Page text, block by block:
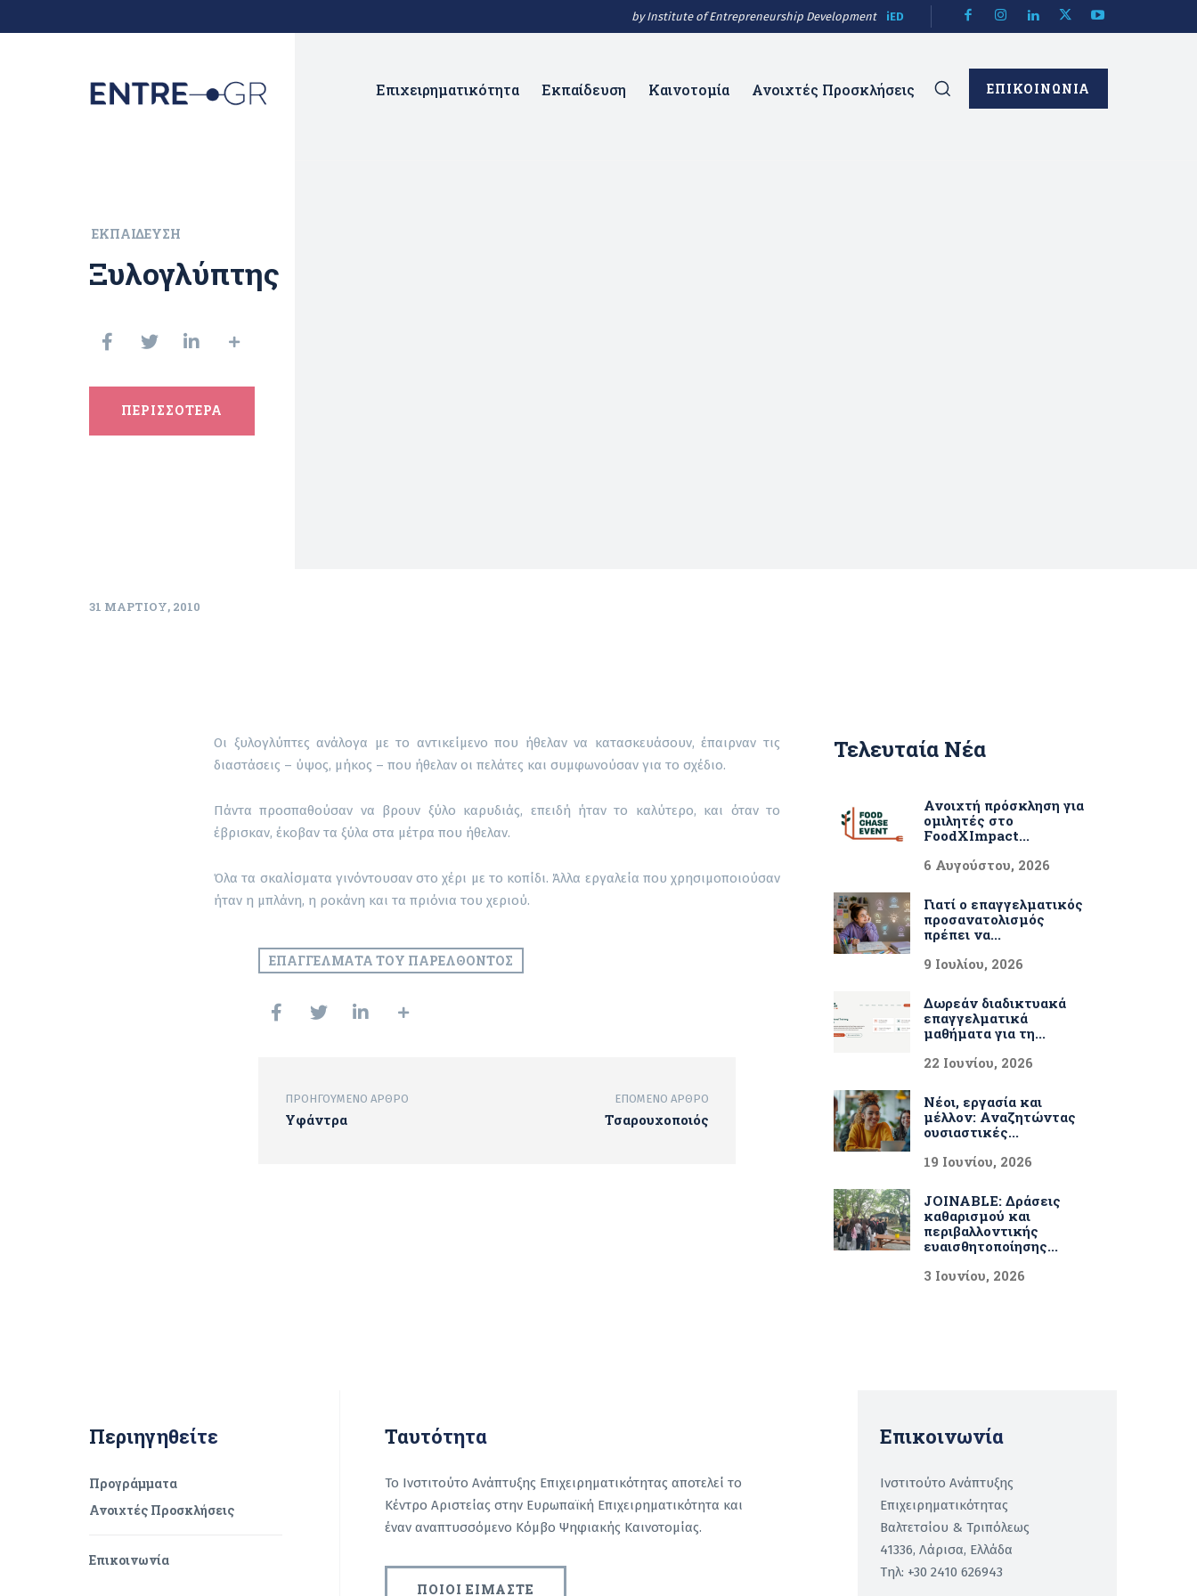
by Institute of Entrepreneurship Development iED
Επιχειρηματικότητα Εκπαίδευση Καινοτομία Ανοιχτές Προσκλήσεις ΕΠΙΚΟΙΝΩΝΙΑ
ΕΚΠΑΊΔΕΥΣΗ
Ξυλογλύπτης
ΠΕΡΙΣΣΟΤΕΡΑ
31 ΜΑΡΤΊΟΥ, 2010
Οι ξυλογλύπτες ανάλογα με το αντικείμενο που ήθελαν να κατασκευάσουν, έπαιρναν τις
διαστάσεις – ύψος, μήκος – που ήθελαν οι πελάτες και συμφωνούσαν για το σχέδιο.
Πάντα προσπαθούσαν να βρουν ξύλο καρυδιάς, επειδή ήταν το καλύτερο, και όταν το
έβρισκαν, έκοβαν τα ξύλα στα μέτρα που ήθελαν.
Όλα τα σκαλίσματα γινόντουσαν στο χέρι με το κοπίδι. Άλλα εργαλεία που χρησιμοποιούσαν
ήταν η μπλάνη, η ροκάνη και τα πριόνια του χεριού.
ΕΠΑΓΓΈΛΜΑΤΑ ΤΟΥ ΠΑΡΕΛΘΌΝΤΟΣ
ΠΡΟΗΓΟΎΜΕΝΟ ΆΡΘΡΟ
Υφάντρα
ΕΠΌΜΕΝΟ ΆΡΘΡΟ
Τσαρουχοποιός
Τελευταία Νέα
Ανοιχτή πρόσκληση για
ομιλητές στο
FoodXImpact...
6 Αυγούστου, 2026
Γιατί ο επαγγελματικός
προσανατολισμός
πρέπει να...
9 Ιουλίου, 2026
Δωρεάν διαδικτυακά
επαγγελματικά
μαθήματα για τη...
22 Ιουνίου, 2026
Νέοι, εργασία και
μέλλον: Αναζητώντας
ουσιαστικές...
19 Ιουνίου, 2026
JOINABLE: Δράσεις
καθαρισμού και
περιβαλλοντικής
ευαισθητοποίησης...
3 Ιουνίου, 2026
Περιηγηθείτε
Προγράμματα
Ανοιχτές Προσκλήσεις
Επικοινωνία
Ταυτότητα
Το Ινστιτούτο Ανάπτυξης Επιχειρηματικότητας αποτελεί το
Κέντρο Αριστείας στην Ευρωπαϊκή Επιχειρηματικότητα και
έναν αναπτυσσόμενο Κόμβο Ψηφιακής Καινοτομίας.
ΠΟΙΟΙ ΕΙΜΑΣΤΕ
Επικοινωνία
Ινστιτούτο Ανάπτυξης
Επιχειρηματικότητας
Βαλτετσίου & Τριπόλεως
41336, Λάρισα, Ελλάδα
Τηλ: +30 2410 626943